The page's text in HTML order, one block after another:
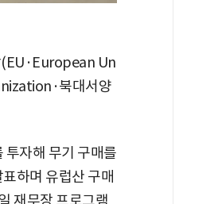
(EU·European Un
북대서양
자해 무기 구매를
하며 유럽산 구매
재무장 프로그램